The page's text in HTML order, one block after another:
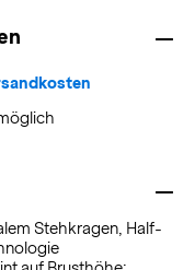
Stehkragen, Half-